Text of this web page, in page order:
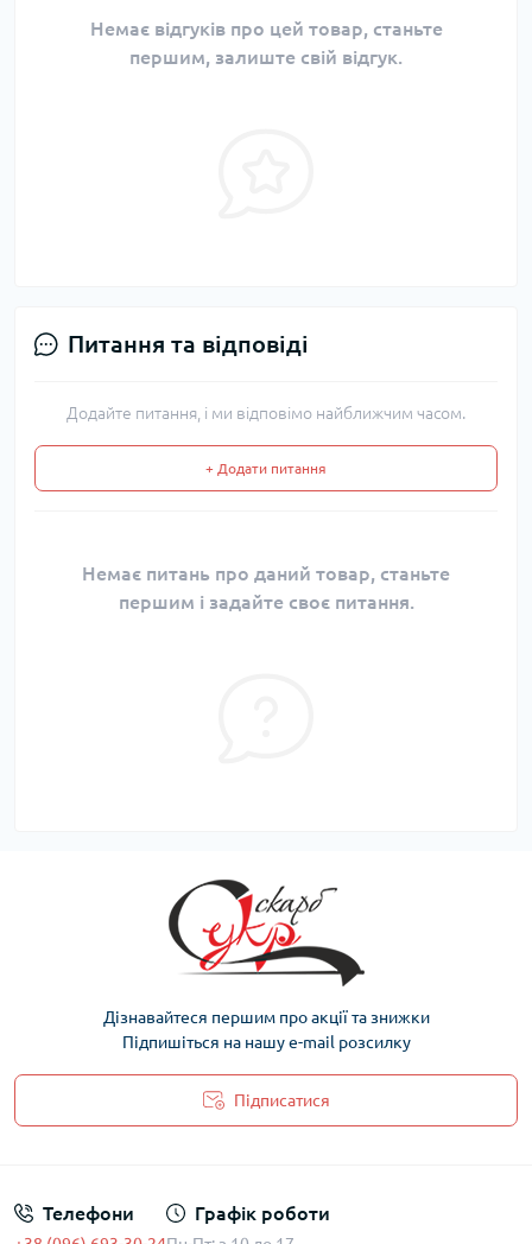
Немає відгуків про цей товар, станьте
першим, залиште свій відгук.
Питання та відповіді
Додайте питання, і ми відповімо найближчим часом.
+ Додати питання
Немає питань про даний товар, станьте
першим і задайте своє питання.
Дізнавайтеся першим про акції та знижки
Підпишіться на нашу e-mail розсилку
Підписатися
Телефони Графік роботи